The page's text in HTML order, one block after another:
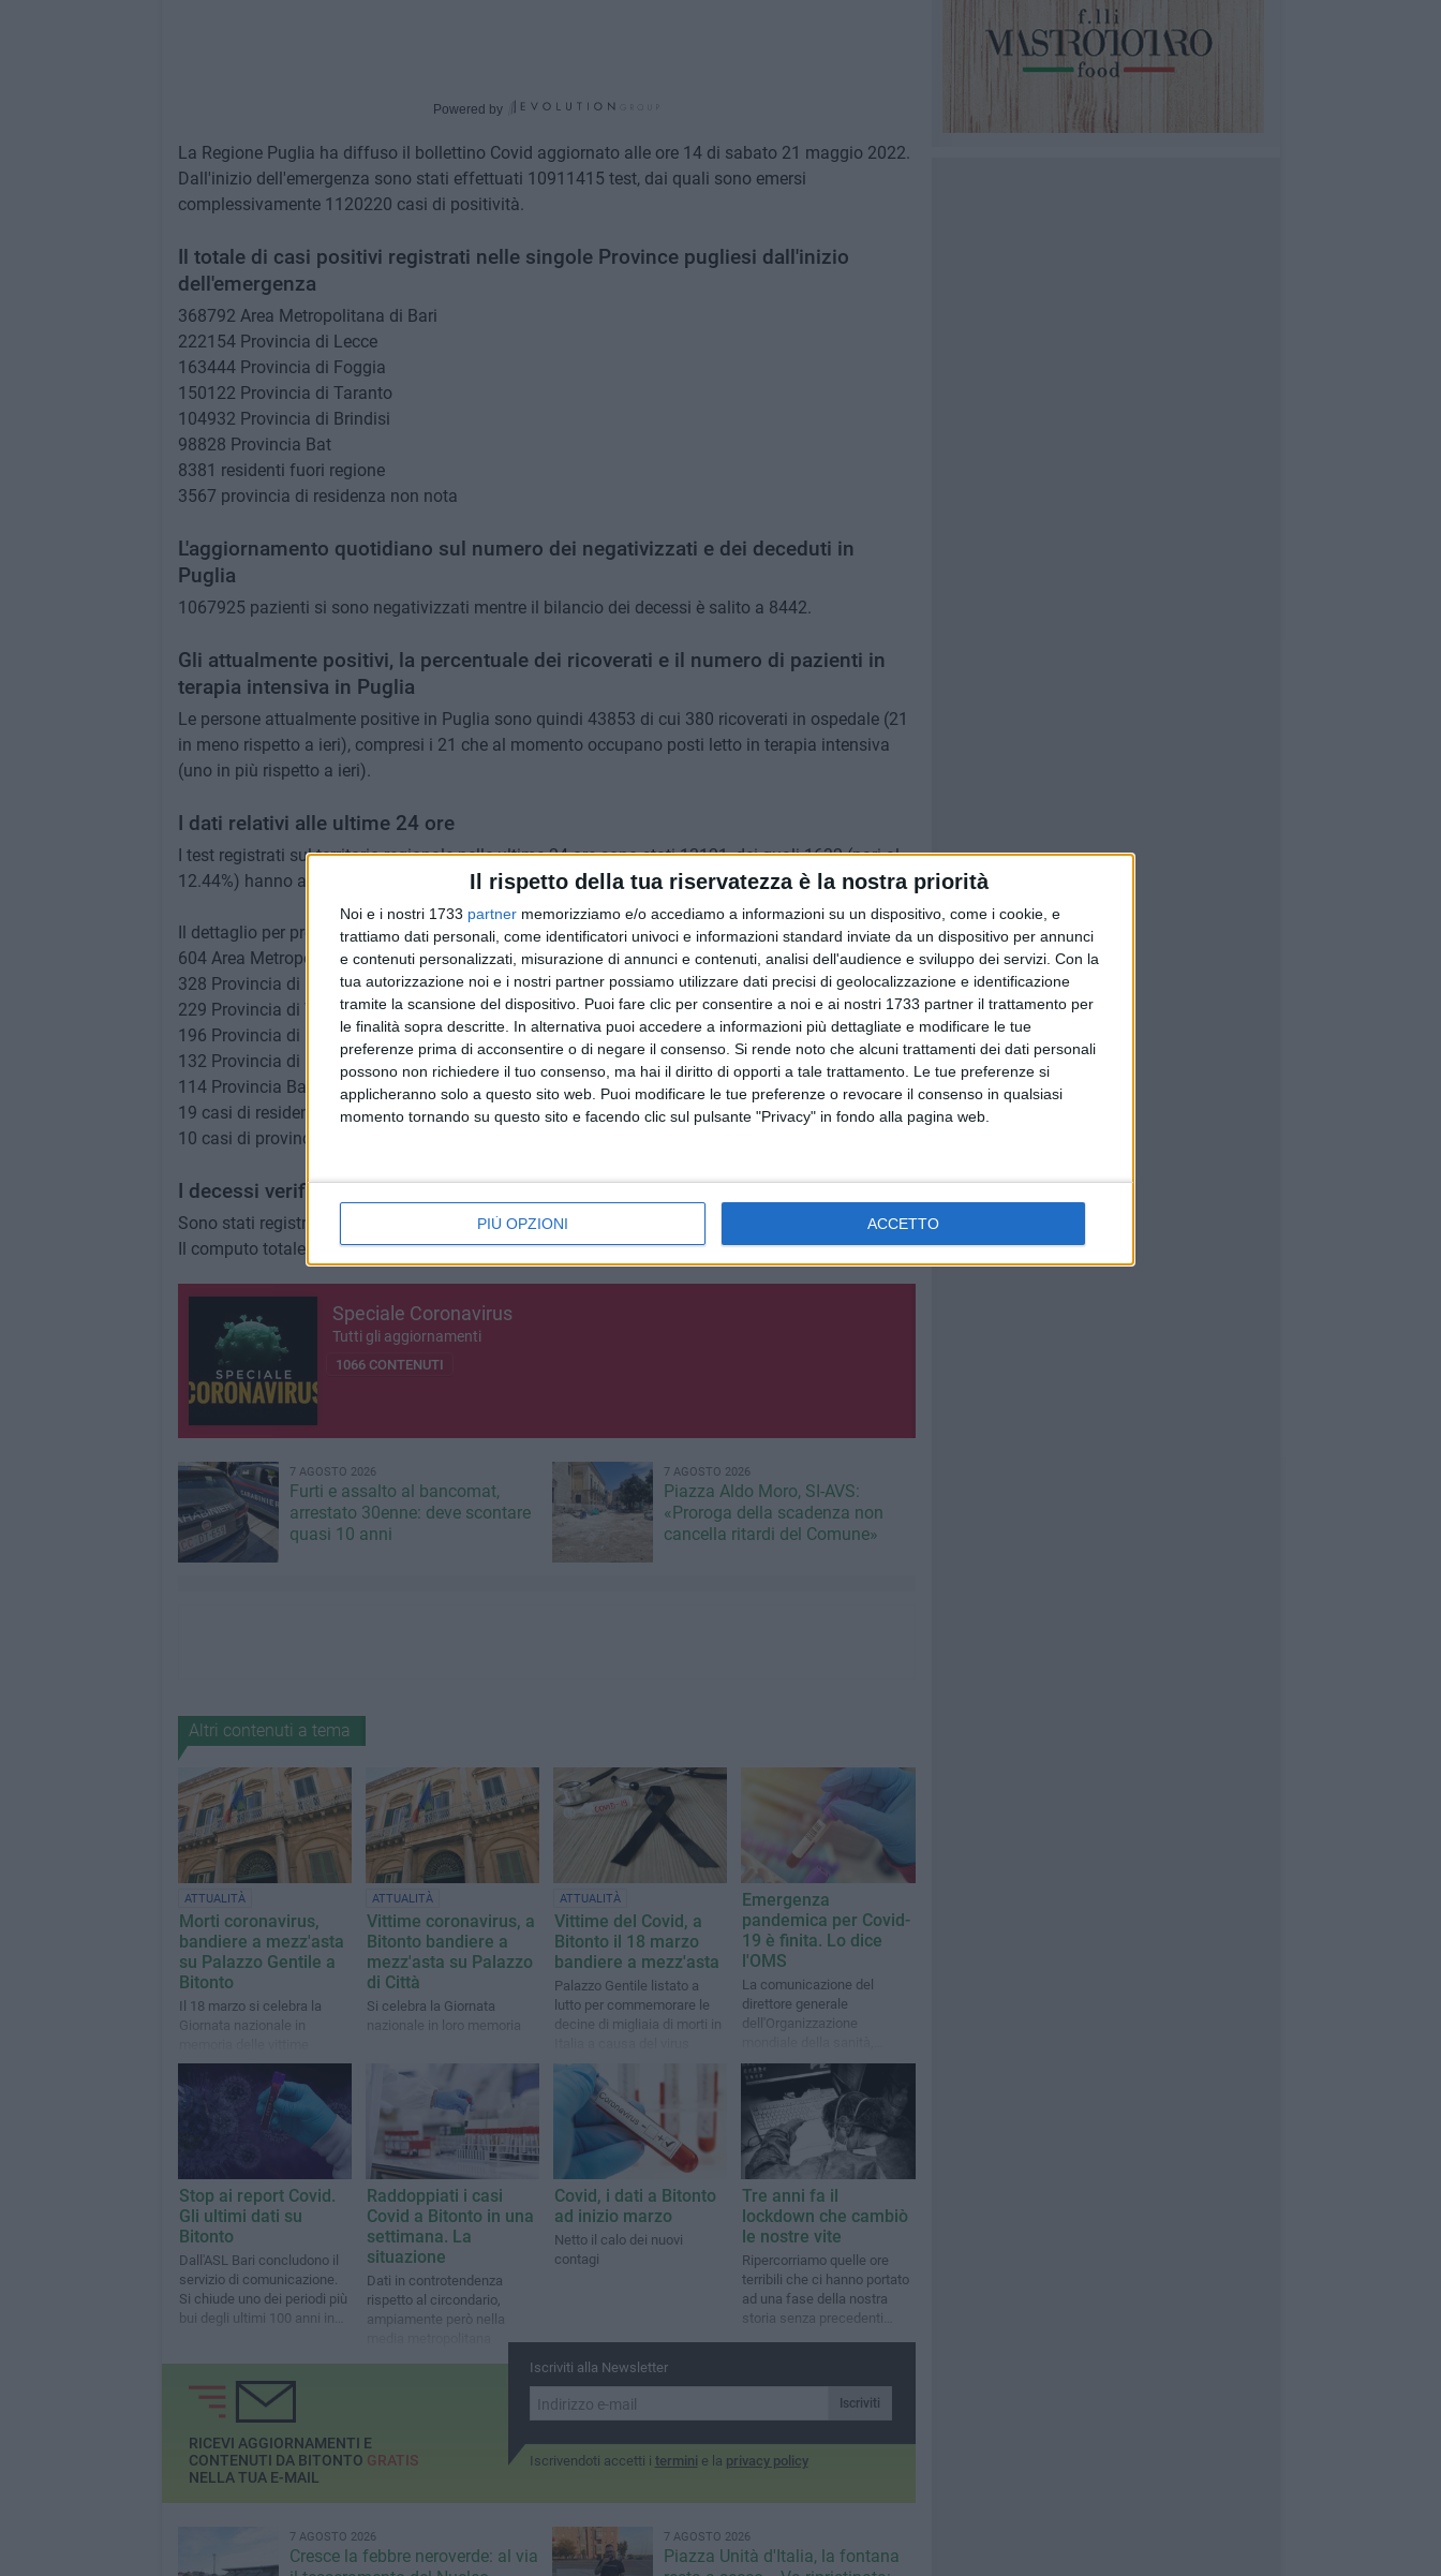
Il rispetto della tua riservatezza è la nostra priorità
Noi e i nostri 1733 partner memorizziamo e/o accediamo a informazioni su un dispositivo, come i cookie, e
trattiamo dati personali, come identificatori univoci e informazioni standard inviate da un dispositivo per annunci
e contenuti personalizzati, misurazione di annunci e contenuti, analisi dell'audience e sviluppo dei servizi. Con la
tua autorizzazione noi e i nostri partner possiamo utilizzare dati precisi di geolocalizzazione e identificazione
tramite la scansione del dispositivo. Puoi fare clic per consentire a noi e ai nostri 1733 partner il trattamento per
le finalità sopra descritte. In alternativa puoi accedere a informazioni più dettagliate e modificare le tue
preferenze prima di acconsentire o di negare il consenso. Si rende noto che alcuni trattamenti dei dati personali
possono non richiedere il tuo consenso, ma hai il diritto di opporti a tale trattamento. Le tue preferenze si
applicheranno solo a questo sito web. Puoi modificare le tue preferenze o revocare il consenso in qualsiasi
momento tornando su questo sito e facendo clic sul pulsante "Privacy" in fondo alla pagina web.
PIÙ OPZIONI ACCETTO
Powered by
La Regione Puglia ha diffuso il bollettino Covid aggiornato alle ore 14 di sabato 21 maggio 2022.
Dall'inizio dell'emergenza sono stati effettuati 10911415 test, dai quali sono emersi
complessivamente 1120220 casi di positività.
Il totale di casi positivi registrati nelle singole Province pugliesi dall'inizio
dell'emergenza
368792 Area Metropolitana di Bari
222154 Provincia di Lecce
163444 Provincia di Foggia
150122 Provincia di Taranto
104932 Provincia di Brindisi
98828 Provincia Bat
8381 residenti fuori regione
3567 provincia di residenza non nota
L'aggiornamento quotidiano sul numero dei negativizzati e dei deceduti in
Puglia
1067925 pazienti si sono negativizzati mentre il bilancio dei decessi è salito a 8442.
Gli attualmente positivi, la percentuale dei ricoverati e il numero di pazienti in
terapia intensiva in Puglia
Le persone attualmente positive in Puglia sono quindi 43853 di cui 380 ricoverati in ospedale (21
in meno rispetto a ieri), compresi i 21 che al momento occupano posti letto in terapia intensiva
(uno in più rispetto a ieri).
I dati relativi alle ultime 24 ore
I test registrati sul territorio regionale nelle ultime 24 ore sono stati 13121, dei quali 1632 (pari al
12.44%) hanno avuto riscontro positivo.
Il dettaglio per provincia:​
604 Area Metropolitana di Bari
328 Provincia di Lecce
229 Provincia di Taranto
196 Provincia di Foggia
132 Provincia di Brindisi
114 Provincia Bat
19 casi di residenti fuori regione
10 casi di provincia in via di definizione
I decessi verificatisi nelle ultime ore
Sono stati registrati 3 decessi nelle ultime ore.
Il computo totale dei positivi al Coronavirus morti in Puglia dall'inizio dell'emergenza è di 8442.
Speciale Coronavirus
Tutti gli aggiornamenti
1066 CONTENUTI
7 AGOSTO 2026
Furti e assalto al bancomat,
arrestato 30enne: deve scontare
quasi 10 anni
7 AGOSTO 2026
Piazza Aldo Moro, SI-AVS:
«Proroga della scadenza non
cancella ritardi del Comune»
Altri contenuti a tema
ATTUALITÀ
Morti coronavirus,
bandiere a mezz'asta
su Palazzo Gentile a
Bitonto
Il 18 marzo si celebra la
Giornata nazionale in
dell’epidemia
ATTUALITÀ
Vittime coronavirus, a
Bitonto bandiere a
mezz'asta su Palazzo
di Città
Si celebra la Giornata
nazionale in loro memoria
ATTUALITÀ
Vittime del Covid, a
Bitonto il 18 marzo
bandiere a mezz'asta
Palazzo Gentile listato a
lutto per commemorare le
decine di migliaia di morti in
Emergenza
pandemica per Covid-
19 è finita. Lo dice
l'OMS
La comunicazione del
direttore generale
dell'Organizzazione
Tedros Ghrebreyesus
Stop ai report Covid.
Gli ultimi dati su
Bitonto
Dall'ASL Bari concludono il
servizio di comunicazione.
Si chiude uno dei periodi più
bui degli ultimi 100 anni in
Raddoppiati i casi
Covid a Bitonto in una
settimana. La
situazione
Dati in controtendenza
rispetto al circondario,
ampiamente però nella
Covid, i dati a Bitonto
ad inizio marzo
Netto il calo dei nuovi
contagi
Tre anni fa il
lockdown che cambiò
le nostre vite
Ripercorriamo quelle ore
terribili che ci hanno portato
ad una fase della nostra
storia senza precedenti
Iscriviti alla Newsletter
Iscriviti
Iscrivendoti accetti i termini e la privacy policy
RICEVI AGGIORNAMENTI E
CONTENUTI DA BITONTO GRATIS
NELLA TUA E-MAIL
7 AGOSTO 2026
Cresce la febbre neroverde: al via
7 AGOSTO 2026
Piazza Unità d'Italia, la fontana